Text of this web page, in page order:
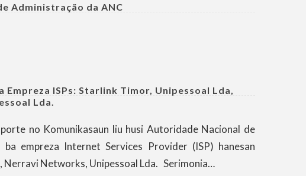
Administração da ANC
ISPs: Starlink Timor, Unipessoal Lda,
Lda.
no Komunikasaun liu husi Autoridade Nacional de
empreza Internet Services Provider (ISP) hanesan
Nerravi Networks, Unipessoal Lda. Serimonia…